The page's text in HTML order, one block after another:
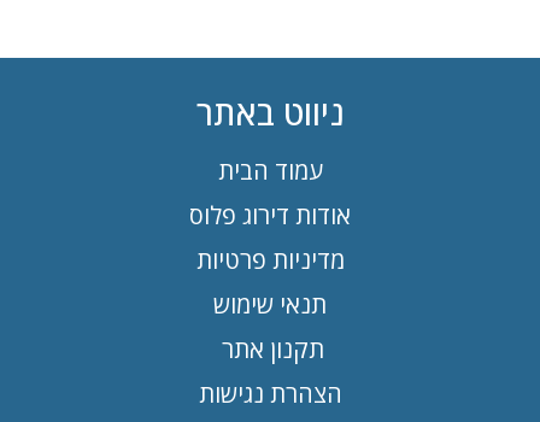
ניווט באתר
עמוד הבית
אודות דירוג פלוס
מדיניות פרטיות
תנאי שימוש
תקנון אתר
הצהרת נגישות